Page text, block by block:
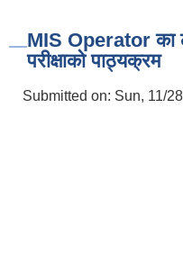
MIS Operator का
परीक्षाको पाठ्यक्रम
Submitted on: Sun, 11/